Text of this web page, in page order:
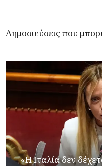
Δημοσιεύσεις που
«Η Ιταλία δεν